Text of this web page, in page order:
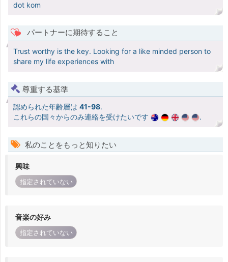
dot kom
パートナーに期待すること
Trust worthy is the key. Looking for a like minded person to
share my life experiences with
尊重する基準
認められた年齢層は 41-98.
これらの国々からのみ連絡を受けたいです
.
私のことをもっと知りたい
興味
指定されていない
音楽の好み
指定されていない